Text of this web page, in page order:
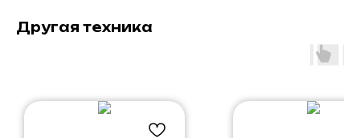
Другая техника